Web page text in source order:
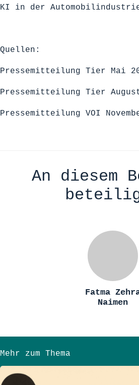
KI in der
Quellen:
Pressemitteilung Tier Mai
Pressemitteilung Tier
Pressemitteilung VOI
An diesem
Fatma
Naimen
Mehr zum Thema